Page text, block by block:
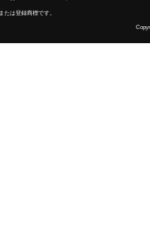
は登録商標です。